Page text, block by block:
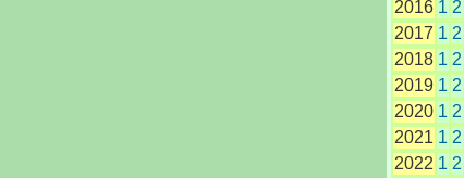
2016 1 2
2017 1 2
2018 1 2
2019 1 2
2020 1 2
2021 1 2
2022 1 2